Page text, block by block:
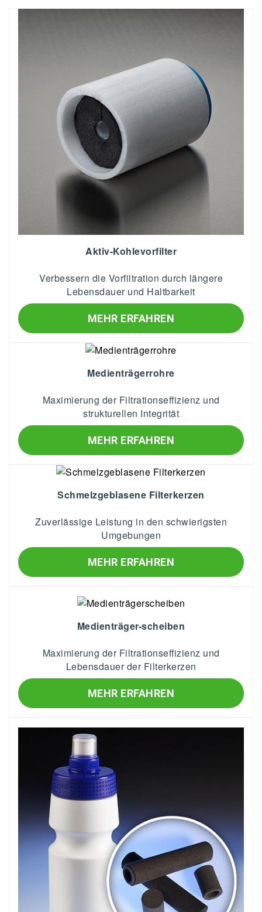
Aktiv-Kohlevorfilter
Verbessern die Vorfiltration durch längere
Lebensdauer und Haltbarkeit
MEHR ERFAHREN
Medienträgerrohre
Maximierung der Filtrationseffizienz und
strukturellen Integrität
MEHR ERFAHREN
Schmelzgeblasene Filterkerzen
Zuverlässige Leistung in den schwierigsten
Umgebungen
MEHR ERFAHREN
Medienträger-scheiben
Maximierung der Filtrationseffizienz und
Lebensdauer der Filterkerzen
MEHR ERFAHREN